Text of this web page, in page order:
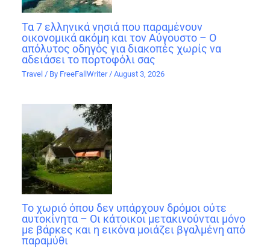
Τα 7 ελληνικά νησιά που παραμένουν
οικονομικά ακόμη και τον Αύγουστο – Ο
απόλυτος οδηγός για διακοπές χωρίς να
αδειάσει το πορτοφόλι σας
Travel / By FreeFallWriter/August 3, 2026
Το χωριό όπου δεν υπάρχουν δρόμοι ούτε
αυτοκίνητα – Οι κάτοικοι μετακινούνται μόνο
με βάρκες και η εικόνα μοιάζει βγαλμένη από
παραμύθι